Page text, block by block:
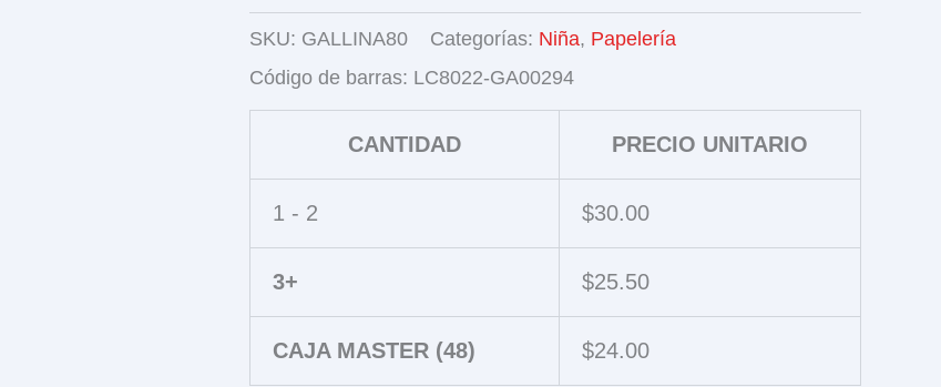
PGS
PINTADITA
cantidad
SKU: GALLINA80 Categorías: Niña, Papelería
Código de barras: LC8022-GA00294
CANTIDAD PRECIO UNITARIO
1 - 2 $30.00
3+ $25.50
CAJA MASTER (48) $24.00